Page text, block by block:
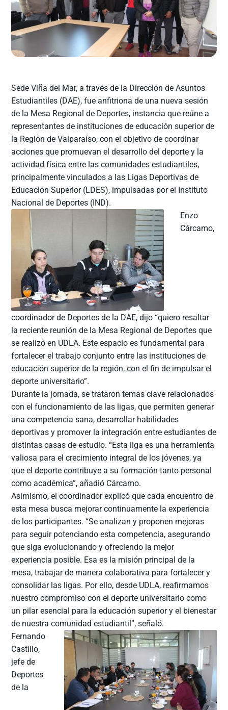
Sede Viña del Mar, a través de la Dirección de Asuntos
Estudiantiles (DAE), fue anfitriona de una nueva sesión
de la Mesa Regional de Deportes, instancia que reúne a
representantes de instituciones de educación superior de
la Región de Valparaíso, con el objetivo de coordinar
acciones que promuevan el desarrollo del deporte y la
actividad física entre las comunidades estudiantiles,
principalmente vinculados a las Ligas Deportivas de
Educación Superior (LDES), impulsadas por el Instituto
Nacional de Deportes (IND).
Enzo
Cárcamo,
coordinador de Deportes de la DAE, dijo “quiero resaltar
la reciente reunión de la Mesa Regional de Deportes que
se realizó en UDLA. Este espacio es fundamental para
fortalecer el trabajo conjunto entre las instituciones de
educación superior de la región, con el fin de impulsar el
deporte universitario”.
Durante la jornada, se trataron temas clave relacionados
con el funcionamiento de las ligas, que permiten generar
una competencia sana, desarrollar habilidades
deportivas y promover la integración entre estudiantes de
distintas casas de estudio. “Esta liga es una herramienta
valiosa para el crecimiento integral de los jóvenes, ya
que el deporte contribuye a su formación tanto personal
como académica”, añadió Cárcamo.
Asimismo, el coordinador explicó que cada encuentro de
esta mesa busca mejorar continuamente la experiencia
de los participantes. “Se analizan y proponen mejoras
para seguir potenciando esta competencia, asegurando
que siga evolucionando y ofreciendo la mejor
experiencia posible. Esa es la misión principal de la
mesa, trabajar de manera colaborativa para fortalecer y
consolidar las ligas. Por ello, desde UDLA, reafirmamos
nuestro compromiso con el deporte universitario como
un pilar esencial para la educación superior y el bienestar
de nuestra comunidad estudiantil”, señaló.
Fernando
Castillo,
jefe de
Deportes
de la